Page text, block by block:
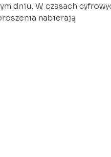
dniu. W czasach
nabierają